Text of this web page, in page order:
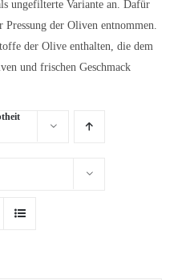
ungefilterte Variante an. Dafür
der Oliven entnommen.
der Olive enthalten, die dem
und frischen Geschmack